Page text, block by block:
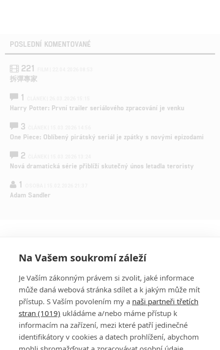
POSLEDNÍ KOMENTOVANÉ
221
拆彈專家
1
Harry Potter: První trailer seriálového zpracování je venku
3
One Piece: Oblíbený pirátský seriál je zpátky s novými epizodami
2
Nová dramatická série přiblíží skutečný únos letadla teroristy
1
Adam Sandler
PŘIHLÁSIT
REGISTROVAT
DISKUZE
Na Vašem soukromí záleží
Je Vaším zákonným právem si zvolit, jaké informace
může daná webová stránka sdílet a k jakým může mít
přístup. S Vaším povolením my a naši partneři třetích
stran (1019) ukládáme a/nebo máme přístup k
informacím na zařízení, mezi které patří jedinečné
identifikátory v cookies a datech prohlížení, abychom